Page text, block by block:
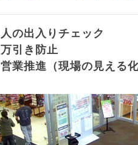
人の出入りチェック
万引き防止
営業推進（現場の見える